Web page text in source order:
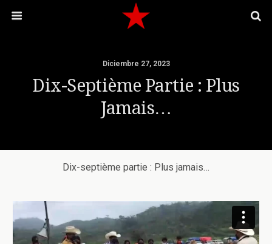
Diciembre 27, 2023
Dix-Septième Partie : Plus
Jamais…
Dix-septième partie : Plus jamais…